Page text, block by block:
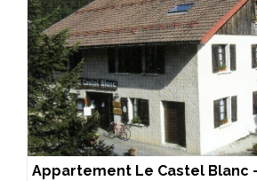
Appartement Le Castel Blanc